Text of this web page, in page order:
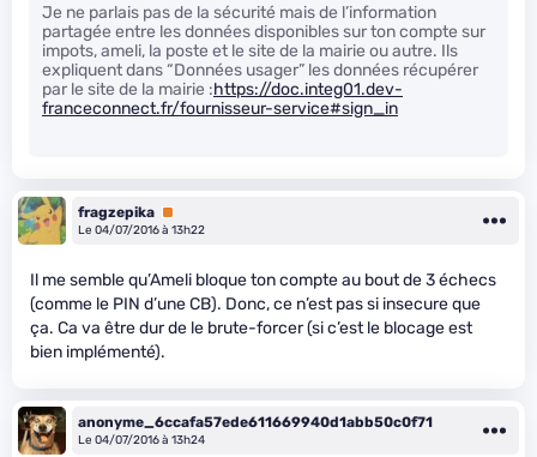
Je ne parlais pas de la sécurité mais de l’information
partagée entre les données disponibles sur ton compte sur
impots, ameli, la poste et le site de la mairie ou autre. Ils
expliquent dans “Données usager” les données récupérer
par le site de la mairie :https://doc.integ01.dev-
franceconnect.fr/fournisseur-service#sign_in
fragzepika Premium
Le 04/07/2016 à 13h22
Il me semble qu’Ameli bloque ton compte au bout de 3 échecs
(comme le PIN d’une CB). Donc, ce n’est pas si insecure que
ça. Ca va être dur de le brute-forcer (si c’est le blocage est
bien implémenté).
anonyme_6ccafa57ede611669940d1abb50c0f71
Le 04/07/2016 à 13h24